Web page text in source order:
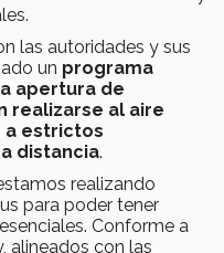
las autoridades y sus
un programa
apertura de
realizarse al aire
a estrictos
distancia.
realizando
para poder tener
Conforme a
alineados con las